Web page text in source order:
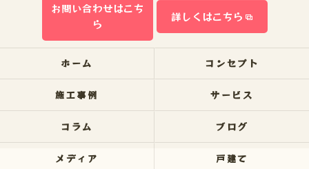
お問い合わせはこち
ら
詳しくはこちら
ホーム コンセプト
施工事例 サービス
コラム ブログ
メディア 戸建て